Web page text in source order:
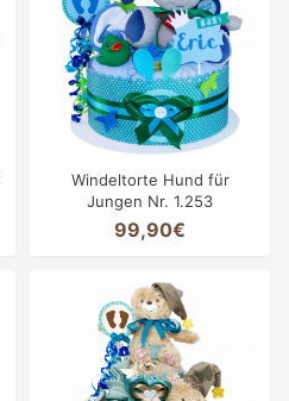
Windeltorte Hund für
Jungen Nr. 1.253
99,90€